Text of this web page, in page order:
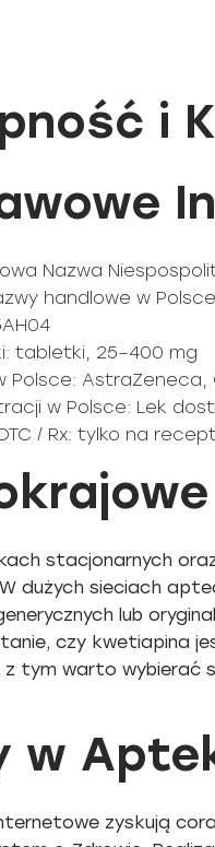
i
Nazwa
handlowe w
tabletki, 25–400 mg
Polsce:
w Polsce: Lek
/ Rx: tylko na
stacjonarnych
dużych sieciach
lub
czy kwetiapina
z tym warto
w
zyskują